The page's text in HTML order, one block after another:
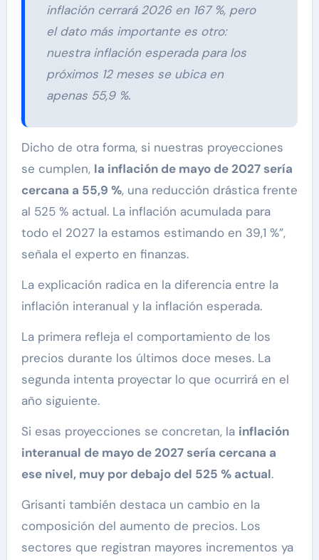
inflación cerrará 2026 en 167 %, pero
el dato más importante es otro:
nuestra inflación esperada para los
próximos 12 meses se ubica en
apenas 55,9 %.
Dicho de otra forma, si nuestras proyecciones
se cumplen, la inflación de mayo de 2027 sería
cercana a 55,9 %, una reducción drástica frente
al 525 % actual. La inflación acumulada para
todo el 2027 la estamos estimando en 39,1 %”,
señala el experto en finanzas.
La explicación radica en la diferencia entre la
inflación interanual y la inflación esperada.
La primera refleja el comportamiento de los
precios durante los últimos doce meses. La
segunda intenta proyectar lo que ocurrirá en el
año siguiente.
Si esas proyecciones se concretan, la inflación
interanual de mayo de 2027 sería cercana a
ese nivel, muy por debajo del 525 % actual.
Grisanti también destaca un cambio en la
composición del aumento de precios. Los
sectores que registran mayores incrementos ya